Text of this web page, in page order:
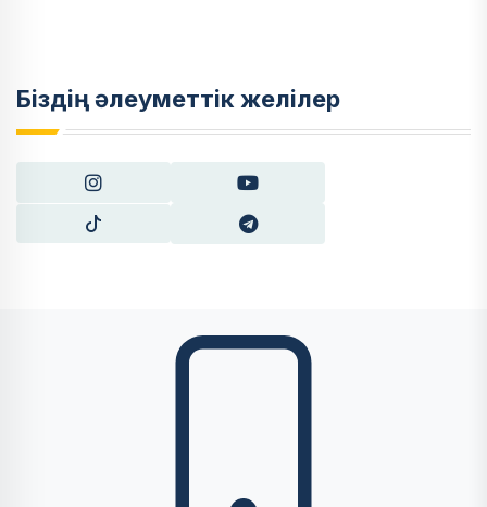
Біздің әлеуметтік желілер